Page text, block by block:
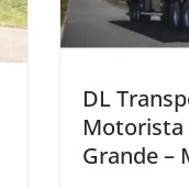
DL
Motorista
Grande –